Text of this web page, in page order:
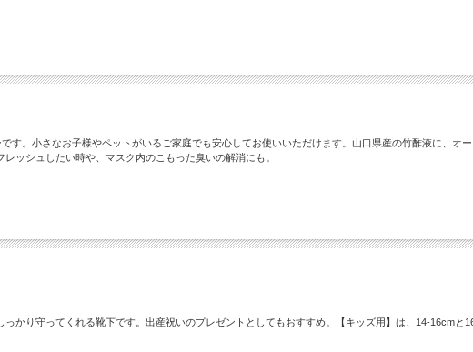
。小さなお子様やペットがいるご家庭でも安心してお使いいただけます。山口県産の竹酢液に、オ
ッシュしたい時や、マスク内のこもった臭いの解消にも。
かり守ってくれる靴下です。出産祝いのプレゼントとしてもおすすめ。【キッズ用】は、14-16cmと